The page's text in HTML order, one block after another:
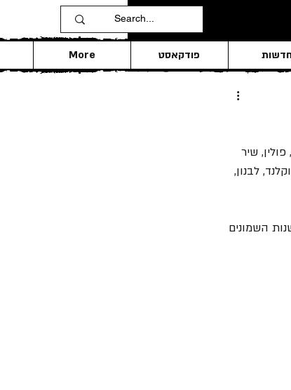
פודקאסט More
שיר
לבנון,
שנות השמונים